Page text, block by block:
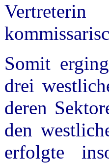
Somit
drei
deren
den
erfolgte